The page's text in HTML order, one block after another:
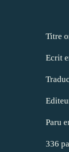
Titre
Ecrit
Paru
336